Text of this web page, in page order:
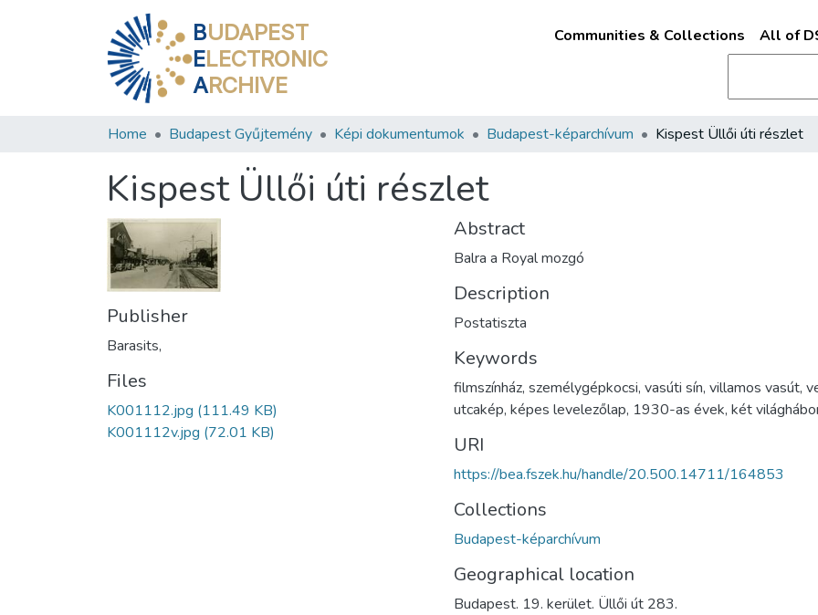
BUDAPEST
ELECTRONIC
ARCHIVE
Communities & Collections All of
Home Budapest Gyűjtemény Képi dokumentumok Budapest-képarchívum Kispest Üllői úti részlet
Kispest Üllői úti részlet
Publisher
Barasits,
Files
K001112.jpg (111.49 KB)
K001112v.jpg (72.01 KB)
Abstract
Balra a Royal mozgó
Description
Postatiszta
Keywords
filmszínház, személygépkocsi, vasúti sín, villamos vasút,
utcakép, képes levelezőlap, 1930-as évek, két
URI
https://bea.fszek.hu/handle/20.500.14711/164853
Collections
Budapest-képarchívum
Geographical location
Budapest. 19. kerület. Üllői út 283.